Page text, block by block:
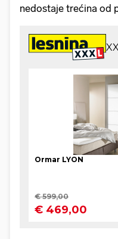
nedostaje trećina od